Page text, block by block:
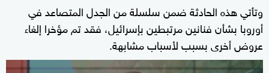
وتأتي هذه الحادثة ضمن سلسلة من الجدل المتصاعد في
أوروبا بشأن فنانين مرتبطين بإسرائيل، فقد تم مؤخرا إلغاء
عروض أخرى بسبب لأسباب مشابهة.
0